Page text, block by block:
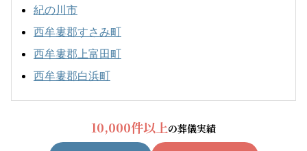
紀の川市
西牟婁郡すさみ町
西牟婁郡上富田町
西牟婁郡白浜町
10,000件以上の葬儀実績